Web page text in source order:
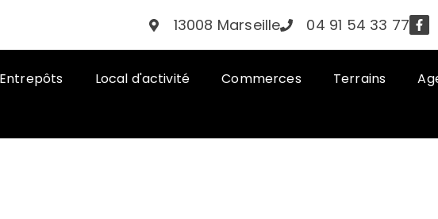
13008 Marseille 04 91 54 33 77
Local d'activité Commerces Terrains